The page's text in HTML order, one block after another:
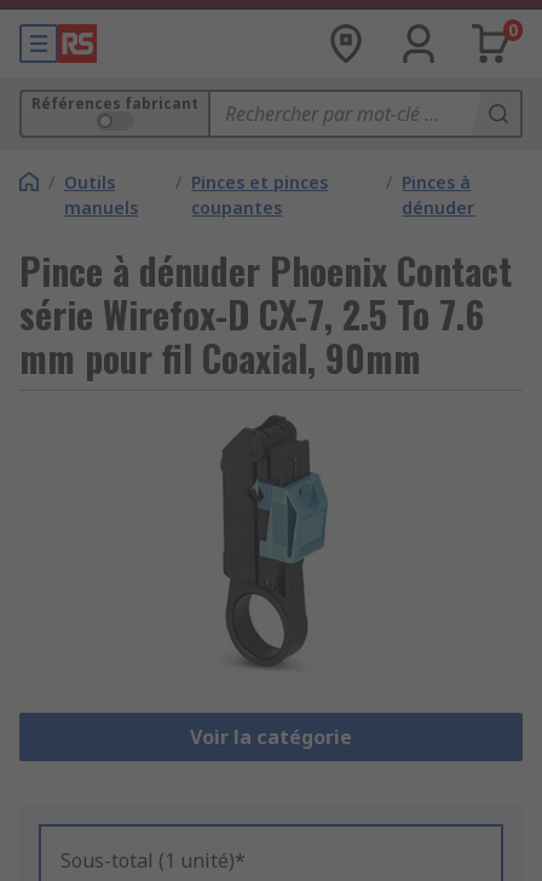
0
Références fabricant
/ Outils
manuels
/ Pinces et pinces
coupantes
/ Pinces à
dénuder
Pince à dénuder Phoenix Contact
série Wirefox-D CX-7, 2.5 To 7.6
mm pour fil Coaxial, 90mm
Voir la catégorie
Sous-total (1 unité)*